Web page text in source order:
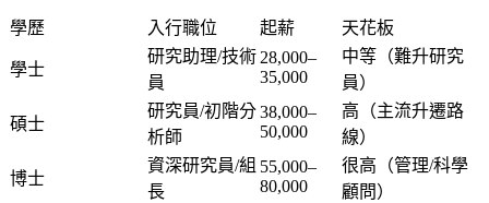
學歷 入行職位 起薪 天花板
學士
研究助理/技術
員
28,000–
35,000
中等（難升研究
員）
碩士
研究員/初階分
析師
38,000–
50,000
高（主流升遷路
線）
博士
資深研究員/組
長
55,000–
80,000
很高（管理/科學
顧問）